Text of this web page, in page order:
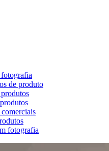
fotografia
de produto
comerciais
fotografia